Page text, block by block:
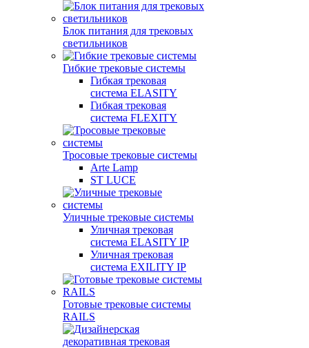
Блок питания для трековых
светильников
Гибкие трековые системы
Гибкая трековая
система ELASITY
Гибкая трековая
система FLEXITY
Тросовые трековые системы
Arte Lamp
ST LUCE
Уличные трековые системы
Уличная трековая
система ELASITY IP
Уличная трековая
система EXILITY IP
Готовые трековые системы
RAILS